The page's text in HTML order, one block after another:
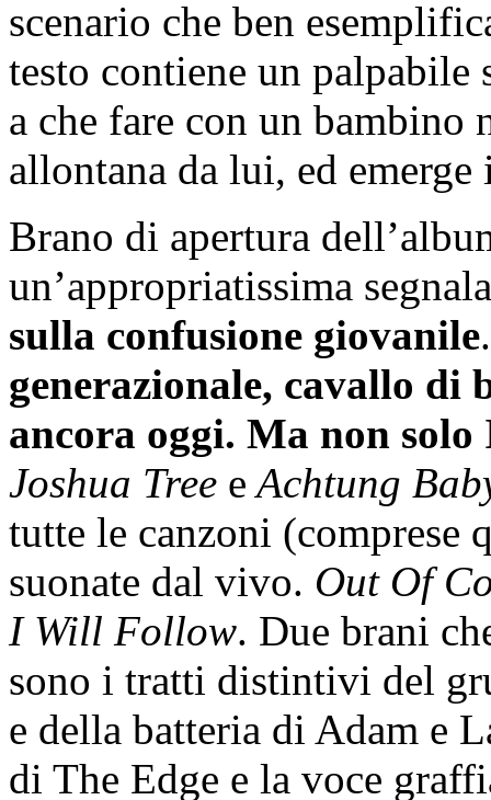
scenario che ben
testo contiene un palpabile
a che fare con un bambino
allontana da lui, ed
Brano di apertura
un’appropriatissima
sulla confusione giovanile
generazionale, cavallo di
ancora oggi. Ma non
Joshua Tree eAchtung
tutte le canzoni (comprese
suonate dal vivo. Out Of
I Will Follow. Due brani
sono i tratti distintivi del
e della batteria di Adam e
di The Edge e la voce